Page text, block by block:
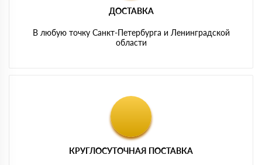
ДОСТАВКА
В любую точку Санкт-Петербурга и Ленинградской
области
КРУГЛОСУТОЧНАЯ ПОСТАВКА